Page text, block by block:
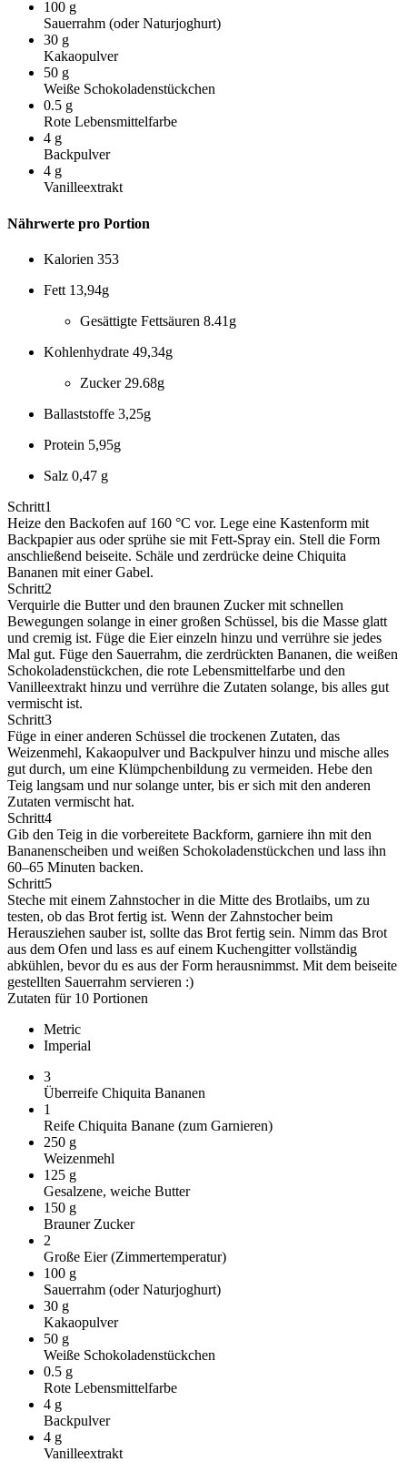
100 g
Sauerrahm (oder Naturjoghurt)
30 g
Kakaopulver
50 g
Weiße Schokoladenstückchen
0.5 g
Rote Lebensmittelfarbe
4 g
Backpulver
4 g
Vanilleextrakt
Nährwerte pro Portion
Kalorien 353
Fett 13,94g
Gesättigte Fettsäuren 8.41g
Kohlenhydrate 49,34g
Zucker 29.68g
Ballaststoffe 3,25g
Protein 5,95g
Salz 0,47 g
Schritt1
Heize den Backofen auf 160 °C vor. Lege eine Kastenform mit
Backpapier aus oder sprühe sie mit Fett-Spray ein. Stell die Form
anschließend beiseite. Schäle und zerdrücke deine Chiquita
Bananen mit einer Gabel.
Schritt2
Verquirle die Butter und den braunen Zucker mit schnellen
Bewegungen solange in einer großen Schüssel, bis die Masse glatt
und cremig ist. Füge die Eier einzeln hinzu und verrühre sie jedes
Mal gut. Füge den Sauerrahm, die zerdrückten Bananen, die weißen
Schokoladenstückchen, die rote Lebensmittelfarbe und den
Vanilleextrakt hinzu und verrühre die Zutaten solange, bis alles gut
vermischt ist.
Schritt3
Füge in einer anderen Schüssel die trockenen Zutaten, das
Weizenmehl, Kakaopulver und Backpulver hinzu und mische alles
gut durch, um eine Klümpchenbildung zu vermeiden. Hebe den
Teig langsam und nur solange unter, bis er sich mit den anderen
Zutaten vermischt hat.
Schritt4
Gib den Teig in die vorbereitete Backform, garniere ihn mit den
Bananenscheiben und weißen Schokoladenstückchen und lass ihn
60–65 Minuten backen.
Schritt5
Steche mit einem Zahnstocher in die Mitte des Brotlaibs, um zu
testen, ob das Brot fertig ist. Wenn der Zahnstocher beim
Herausziehen sauber ist, sollte das Brot fertig sein. Nimm das Brot
aus dem Ofen und lass es auf einem Kuchengitter vollständig
abkühlen, bevor du es aus der Form herausnimmst. Mit dem beiseite
gestellten Sauerrahm servieren :)
Zutaten für 10 Portionen
Metric
Imperial
3
Überreife Chiquita Bananen
1
Reife Chiquita Banane (zum Garnieren)
250 g
Weizenmehl
125 g
Gesalzene, weiche Butter
150 g
Brauner Zucker
2
Große Eier (Zimmertemperatur)
100 g
Sauerrahm (oder Naturjoghurt)
30 g
Kakaopulver
50 g
Weiße Schokoladenstückchen
0.5 g
Rote Lebensmittelfarbe
4 g
Backpulver
4 g
Vanilleextrakt